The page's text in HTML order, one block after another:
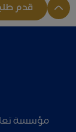
قدم
مؤسسة